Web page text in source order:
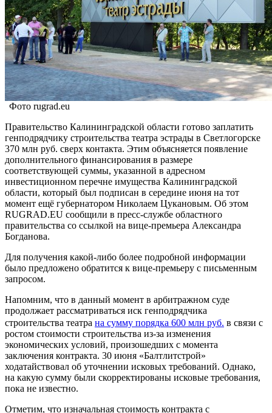
Фото rugrad.eu
Правительство Калининградской области готово заплатить
генподрядчику строительства театра эстрады в Светлогорске
370 млн руб. сверх контакта. Этим объясняется появление
дополнительного финансирования в размере
соответствующей суммы, указанной в адресном
инвестиционном перечне имущества Калининградской
области, который был подписан в середине июня на тот
момент ещё губернатором Николаем Цукановым. Об этом
RUGRAD.EU сообщили в пресс-службе областного
правительства со ссылкой на вице-премьера Александра
Богданова.
Для получения какой-либо более подробной информации
было предложено обратится к вице-премьеру с письменным
запросом.
Напомним, что в данный момент в арбитражном суде
продолжает рассматриваться иск генподрядчика
строительства театра на сумму порядка 600 млн руб. в связи с
ростом стоимости строительства из-за изменения
экономических условий, произошедших с момента
заключения контракта. 30 июня «Балтлитстрой»
ходатайствовал об уточнении исковых требований. Однако,
на какую сумму были скорректированы исковые требования,
пока не известно.
Отметим, что изначальная стоимость контракта с